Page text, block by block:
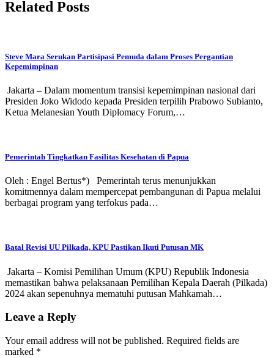
Related Posts
Steve Mara Serukan Partisipasi Pemuda dalam Proses Pergantian
Kepemimpinan
Jakarta – Dalam momentum transisi kepemimpinan nasional dari
Presiden Joko Widodo kepada Presiden terpilih Prabowo Subianto,
Ketua Melanesian Youth Diplomacy Forum,…
Pemerintah Tingkatkan Fasilitas Kesehatan di Papua
Oleh : Engel Bertus*) Pemerintah terus menunjukkan
komitmennya dalam mempercepat pembangunan di Papua melalui
berbagai program yang terfokus pada…
Batal Revisi UU Pilkada, KPU Pastikan Ikuti Putusan MK
Jakarta – Komisi Pemilihan Umum (KPU) Republik Indonesia
memastikan bahwa pelaksanaan Pemilihan Kepala Daerah (Pilkada)
2024 akan sepenuhnya mematuhi putusan Mahkamah…
Leave a Reply
Your email address will not be published. Required fields are
marked *